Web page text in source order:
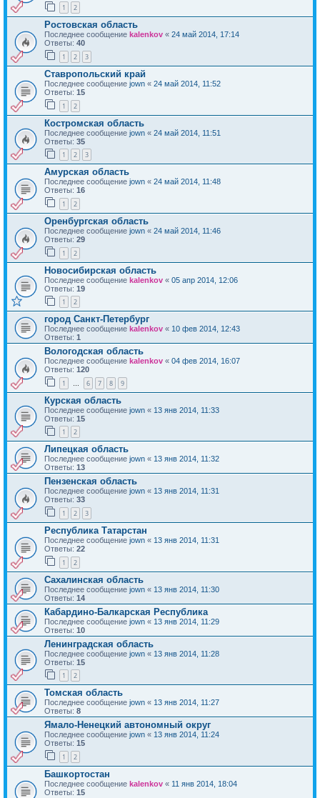
1 2
Ростовская область
Последнее сообщение kalenkov « 24 май 2014, 17:14
Ответы: 40
1 2 3
Ставропольский край
Последнее сообщение jown « 24 май 2014, 11:52
Ответы: 15
1 2
Костромская область
Последнее сообщение jown « 24 май 2014, 11:51
Ответы: 35
1 2 3
Амурская область
Последнее сообщение jown « 24 май 2014, 11:48
Ответы: 16
1 2
Оренбургская область
Последнее сообщение jown « 24 май 2014, 11:46
Ответы: 29
1 2
Новосибирская область
Последнее сообщение kalenkov « 05 апр 2014, 12:06
Ответы: 19
1 2
город Санкт-Петербург
Последнее сообщение kalenkov « 10 фев 2014, 12:43
Ответы: 1
Вологодская область
Последнее сообщение kalenkov « 04 фев 2014, 16:07
Ответы: 120
1 … 6 7 8 9
Курская область
Последнее сообщение jown « 13 янв 2014, 11:33
Ответы: 15
1 2
Липецкая область
Последнее сообщение jown « 13 янв 2014, 11:32
Ответы: 13
Пензенская область
Последнее сообщение jown « 13 янв 2014, 11:31
Ответы: 33
1 2 3
Республика Татарстан
Последнее сообщение jown « 13 янв 2014, 11:31
Ответы: 22
1 2
Сахалинская область
Последнее сообщение jown « 13 янв 2014, 11:30
Ответы: 14
Кабардино-Балкарская Республика
Последнее сообщение jown « 13 янв 2014, 11:29
Ответы: 10
Ленинградская область
Последнее сообщение jown « 13 янв 2014, 11:28
Ответы: 15
1 2
Томская область
Последнее сообщение jown « 13 янв 2014, 11:27
Ответы: 8
Ямало-Ненецкий автономный округ
Последнее сообщение jown « 13 янв 2014, 11:24
Ответы: 15
1 2
Башкортостан
Последнее сообщение kalenkov « 11 янв 2014, 18:04
Ответы: 15